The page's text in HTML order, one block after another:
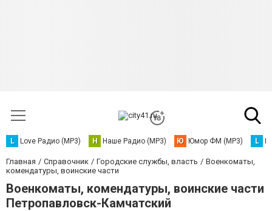
L Love Радио (MP3) Н Наше Радио (MP3) Ю Юмор ФМ (MP3) L
Главная Справочник Городские службы, власть
Военкоматы,
комендатуры, воинские части
Военкоматы, комендатуры, воинские части
Петропавловск-Камчатский